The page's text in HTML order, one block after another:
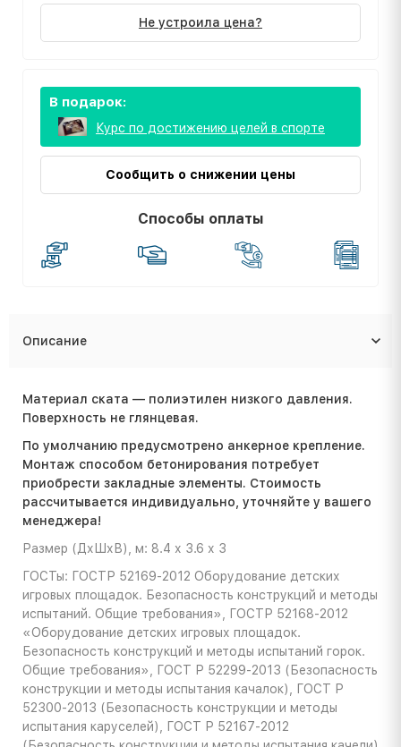
Не устроила цена?
В подарок:
Курс по достижению целей в спорте
Сообщить о снижении цены
Способы оплаты
Описание
Материал ската — полиэтилен низкого давления.
Поверхность не глянцевая.
По умолчанию предусмотрено анкерное крепление.
Монтаж способом бетонирования потребует
приобрести закладные элементы. Стоимость
расcчитывается индивидуально, уточняйте у вашего
менеджера!
Размер (ДхШхВ), м: 8.4 х 3.6 х 3
ГОСТы: ГОСТР 52169-2012 Оборудование детских
игровых площадок. Безопасность конструкций и методы
испытаний. Общие требования», ГОСТР 52168-2012
«Оборудование детских игровых площадок.
Безопасность конструкций и методы испытаний горок.
Общие требования», ГОСТ Р 52299-2013 (Безопасность
конструкции и методы испытания качалок), ГОСТ Р
52300-2013 (Безопасность конструкции и методы
испытания каруселей), ГОСТ Р 52167-2012